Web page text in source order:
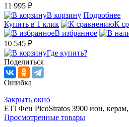
11 995 ₽
В корзину Подробнее
Купить в 1 клик
К
В избранное
10 545 ₽
Где купить?
Поделиться
Ошибка
Закрыть окно
ETI Фен PicoStratos 3900 ион,
Просмотренные товары